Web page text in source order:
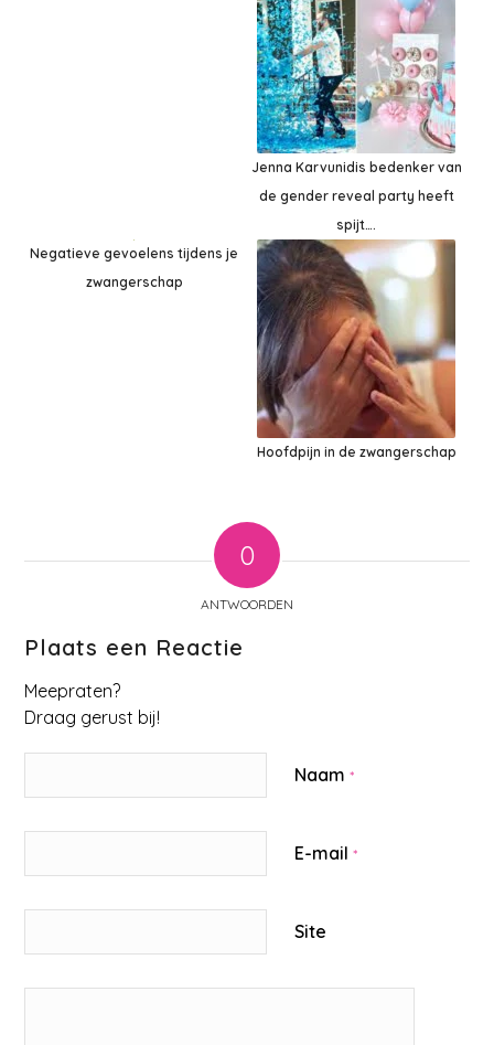
Jenna Karvunidis bedenker van
de gender reveal party heeft
spijt….
Negatieve gevoelens tijdens je
zwangerschap
Hoofdpijn in de zwangerschap
0
ANTWOORDEN
Plaats een Reactie
Meepraten?
Draag gerust bij!
Naam*
E-mail*
Site